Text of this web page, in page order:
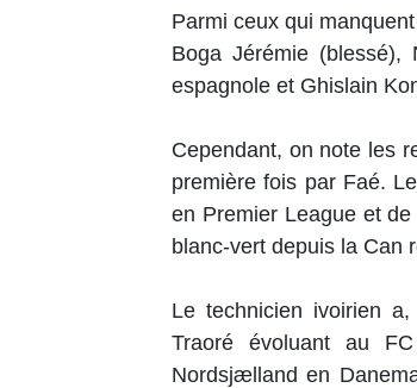
Parmi ceux qui
Boga Jérémie
espagnole et Ghislain
Cependant, on note les
première fois par Faé.
en Premier League et
blanc-vert depuis la Can
Le technicien ivoirien
Traoré évoluant au
Nordsjælland en